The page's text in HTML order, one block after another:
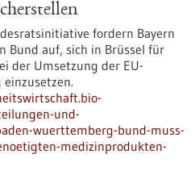
fordern Bayern
Bund auf, sich in Brüssel für
der Umsetzung der EU-
und-
wuerttemberg-bund-muss-
medizinprodukten-